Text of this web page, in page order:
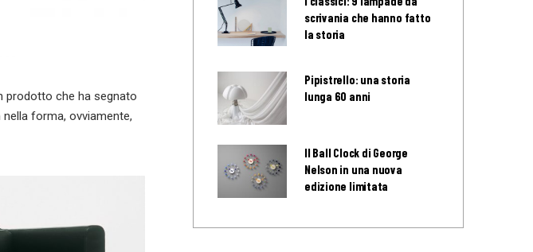
prodotto che ha segnato
forma, ovviamente,
scrivania che hanno fatto
la storia
Pipistrello: una storia
lunga 60 anni
Il Ball Clock di George
Nelson in una nuova
edizione limitata